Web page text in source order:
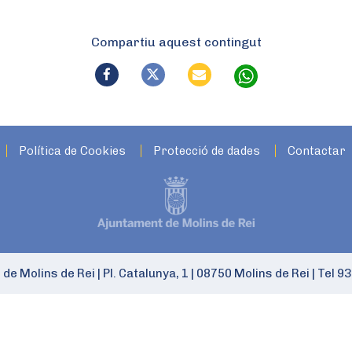
Compartiu aquest contingut
Política de Cookies Protecció de dades Contactar
Molins de Rei Pl. Catalunya, 1 08750 Molins de Rei Tel